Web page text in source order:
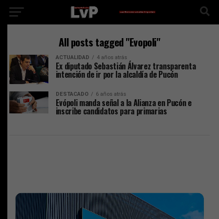
All posts tagged "Evopoli"
ACTUALIDAD 4 años atrás
Ex diputado Sebastián Álvarez transparenta
intención de ir por la alcaldía de Pucón
DESTACADO 6 años atrás
Evópoli manda señal a la Alianza en Pucón e
inscribe candidatos para primarias